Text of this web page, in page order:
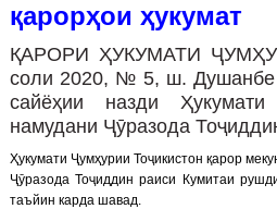
қарорҳои ҳукумат
ҚАРОРИ ҲУКУМАТИ
соли 2020, № 5, ш. Душанбе
сайёҳии назди
намудани Ҷӯразода
Ҳукумати Ҷумҳурии Тоҷикистон қарор
Ҷӯразода Тоҷиддин раиси Кумитаи
таъйин карда шавад.